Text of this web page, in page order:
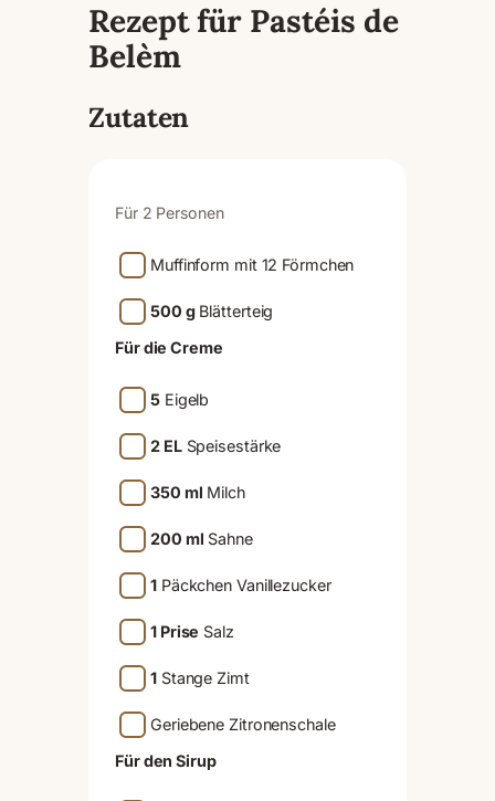
Rezept für Pastéis de
Belèm
Zutaten
Für 2 Personen
Muffinform mit 12 Förmchen
500 gBlätterteig
Für die Creme
5Eigelb
2 ELSpeisestärke
350 ml Milch
200 ml Sahne
1Päckchen Vanillezucker
1 Prise Salz
1Stange Zimt
Geriebene Zitronenschale
Für den Sirup